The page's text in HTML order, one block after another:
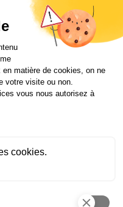
du
matière de cookies, on ne
votre visite ou non.
vous nous autorisez à
cookies.